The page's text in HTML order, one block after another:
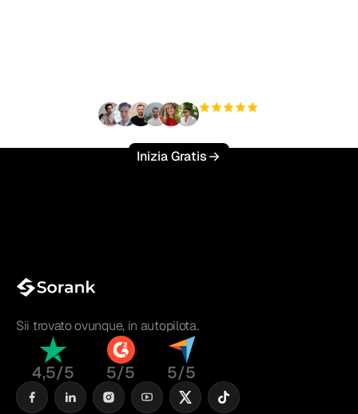
Inizia Gratis
Sii trovato ovunque, in autopilota.
4,5/5 5/5 5/5